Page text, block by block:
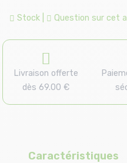
Stock Question sur cet
Livraison offerte
dès 69.00 €
Caractéristiques